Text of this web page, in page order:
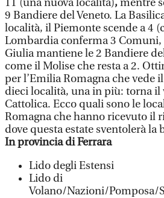
11 (una nuova località),mentre
9 Bandiere del Veneto. La
località, il Piemonte scende a 4
Lombardia conferma 3 Comuni,
Giulia mantiene le 2 Bandiere
come il Molise che resta a 2.
per l’Emilia Romagna che vede
dieci località, una in più: torna il
Cattolica. Ecco quali sono le
Romagna che hanno ricevuto il
dove questa estate sventolerà la
In provincia di Ferrara
Lido degli Estensi
Lido di
Volano/Nazioni/Pomposa/